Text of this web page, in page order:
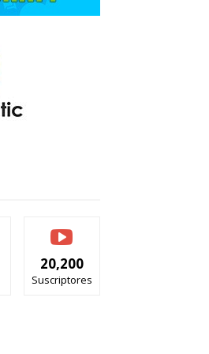
20,200
Suscriptores